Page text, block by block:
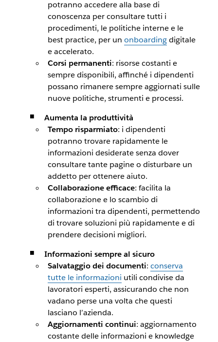
potranno accedere alla base di
conoscenza per consultare tutti i
procedimenti, le politiche interne e le
best practice, per un onboardingdigitale
e accelerato.
Corsi permanenti: risorse costanti e
sempre disponibili, affinché i dipendenti
possano rimanere sempre aggiornati sulle
nuove politiche, strumenti e processi.
Aumenta la produttività
Tempo risparmiato: i dipendenti
potranno trovare rapidamente le
informazioni desiderate senza dover
consultare tante pagine o disturbare un
addetto per ottenere aiuto.
Collaborazione efficace: facilita la
collaborazione e lo scambio di
informazioni tra dipendenti, permettendo
di trovare soluzioni più rapidamente e di
prendere decisioni migliori.
Informazioni sempre al sicuro
Salvataggio dei documenti: conserva
tutte le informazioni utili condivise da
lavoratori esperti, assicurando che non
vadano perse una volta che questi
lasciano l’azienda.
Aggiornamenti continui: aggiornamento
costante delle informazioni e knowledge